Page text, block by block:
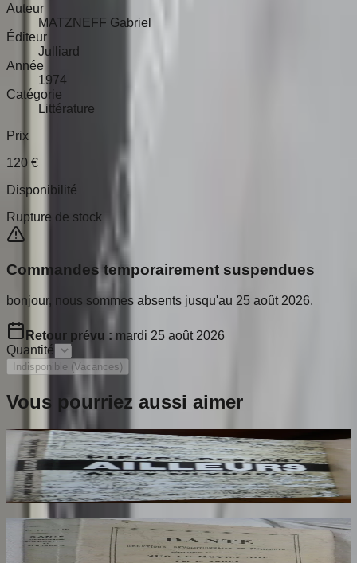
Auteur
MATZNEFF Gabriel
Éditeur
Julliard
Année
1974
Catégorie
Littérature
Prix
120 €
Disponibilité
Rupture de stock
Commandes temporairement suspendues
bonjour, nous sommes absents jusqu'au 25 août 2026.
Retour prévu : mardi 25 août 2026
Quantité
Indisponible (Vacances)
Vous pourriez aussi aimer
Ailleurs
RESTANY Pierre
65€
Dante Hérétique et Révolutionnaire et
Socialiste